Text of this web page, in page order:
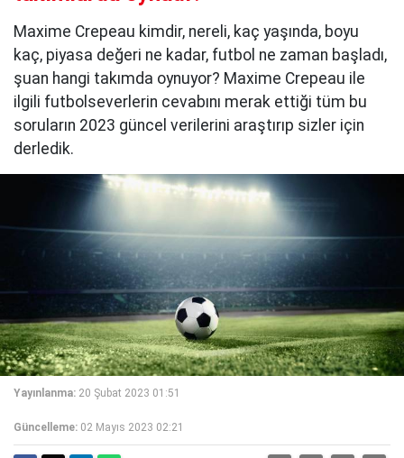
Maxime Crepeau kimdir, nereli, kaç yaşında, boyu
kaç, piyasa değeri ne kadar, futbol ne zaman başladı,
şuan hangi takımda oynuyor? Maxime Crepeau ile
ilgili futbolseverlerin cevabını merak ettiği tüm bu
soruların 2023 güncel verilerini araştırıp sizler için
derledik.
Yayınlanma: 20 Şubat 2023 01:51
Güncelleme: 02 Mayıs 2023 02:21